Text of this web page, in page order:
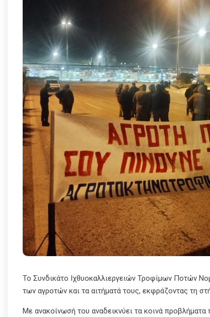
Το Συνδικάτο Ιχθυοκαλλιεργειών Τροφίμων Ποτών
των αγροτών και τα αιτήματά τους, εκφράζοντας τη
Με ανακοίνωσή του αναδεικνύει τα κοινά